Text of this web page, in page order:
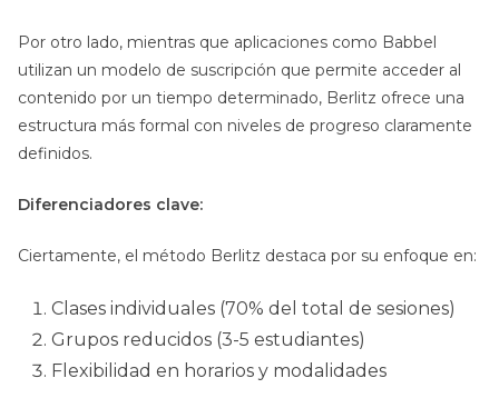
Por otro lado, mientras que aplicaciones como Babbel
utilizan un modelo de suscripción que permite acceder al
contenido por un tiempo determinado, Berlitz ofrece una
estructura más formal con niveles de progreso claramente
definidos.
Diferenciadores clave:
Ciertamente, el método Berlitz destaca por su enfoque en:
Clases individuales (70% del total de sesiones)
Grupos reducidos (3-5 estudiantes)
Flexibilidad en horarios y modalidades